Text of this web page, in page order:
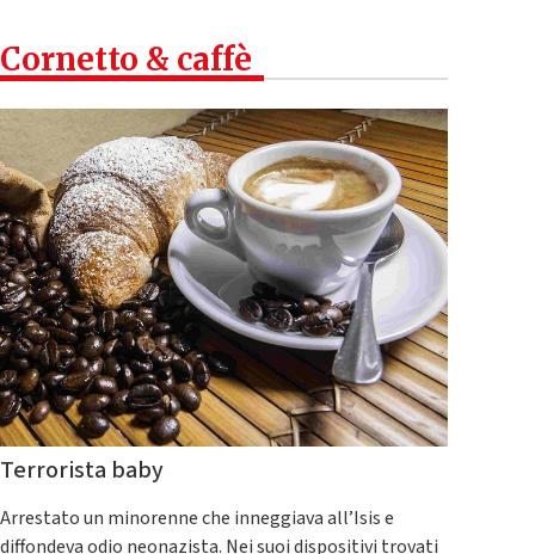
Cornetto & caffè
Terrorista baby
Arrestato un minorenne che inneggiava all’Isis e
diffondeva odio neonazista. Nei suoi dispositivi trovati